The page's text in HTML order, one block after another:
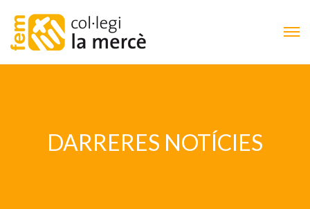
DARRERES NOTÍCIES